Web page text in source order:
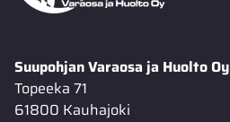
Suupohjan Varaosa ja Huolto Oy
Topeeka 71
61800 Kauhajoki